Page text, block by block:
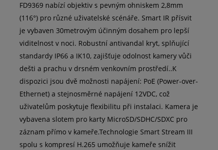
FD9369 nabízí objektiv s pevným ohniskem 2,8mm
(116°) pro různé uživatelské scénáře. Smart IR přísvit
je vybaven 30metrovým účinným dosahem pro lepší
viditelnost v noci. Robustní antivandal kryt, splňující
standardy IP66 a IK10, zajišťuje odolnost kamery vůči
dešti a prachu v drsném venkovním prostředí..K
dispozici jsou dvě možnosti napájení: PoE (Power-over-
Ethernet) a stejnosměrné napájení 12VDC, což
uživatelům poskytuje flexibilitu při instalaci. Kamera je
vybavena slotem pro karty MicroSD/SDHC/SDXC pro
záznam přímo v kameře.Technologie Smart Stream III
spolu s kompresí H.265 umožňuje kameře snížit